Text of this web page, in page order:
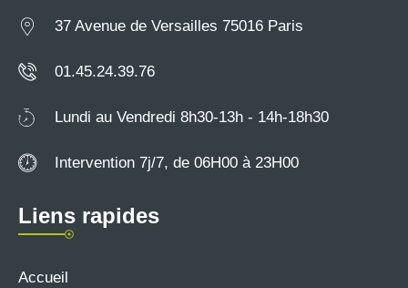
37 Avenue de Versailles 75016 Paris
01.45.24.39.76
Lundi au Vendredi 8h30-13h - 14h-18h30
Intervention 7j/7, de 06H00 à 23H00
Liens rapides
Accueil